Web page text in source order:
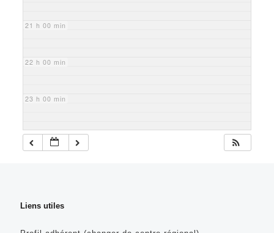
21 h 00 min
22 h 00 min
23 h 00 min
Liens utiles